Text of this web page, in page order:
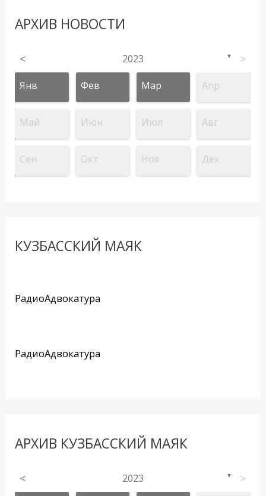
АРХИВ НОВОСТИ
< 2023 ▼ >
Янв Фев Мар Апр
Май Июн Июл Авг
Сен Окт Ноя Дек
КУЗБАССКИЙ МАЯК
РадиоАдвокатура
РадиоАдвокатура
АРХИВ КУЗБАССКИЙ МАЯК
< 2023 ▼ >